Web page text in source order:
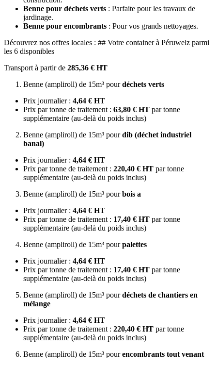
Benne pour déchets verts : Parfaite pour les travaux de
jardinage.
Benne pour encombrants : Pour vos grands nettoyages.
Découvrez nos offres locales : ## Votre container à Péruwelz parmi
les 6 disponibles
Transport à partir de 285,36 € HT
Benne (ampliroll) de 15m³ pourdéchets verts
Prix journalier : 4,64 € HT
Prix par tonne de traitement : 63,80 € HT par tonne
supplémentaire (au-delà du poids inclus)
Benne (ampliroll) de 15m³ pourdib (déchet industriel
banal)
Prix journalier : 4,64 € HT
Prix par tonne de traitement : 220,40 € HT par tonne
supplémentaire (au-delà du poids inclus)
Benne (ampliroll) de 15m³ pourbois a
Prix journalier : 4,64 € HT
Prix par tonne de traitement : 17,40 € HT par tonne
supplémentaire (au-delà du poids inclus)
Benne (ampliroll) de 15m³ pourpalettes
Prix journalier : 4,64 € HT
Prix par tonne de traitement : 17,40 € HT par tonne
supplémentaire (au-delà du poids inclus)
Benne (ampliroll) de 15m³ pourdéchets de chantiers en
mélange
Prix journalier : 4,64 € HT
Prix par tonne de traitement : 220,40 € HT par tonne
supplémentaire (au-delà du poids inclus)
Benne (ampliroll) de 15m³ pourencombrants tout venant